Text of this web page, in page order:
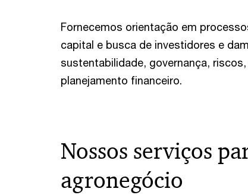
Fornecemos orientação em
capital e busca de investidores e
sustentabilidade, governança,
planejamento financeiro.
Nossos serviços
agronegócio